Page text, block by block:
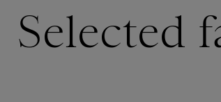
Selected